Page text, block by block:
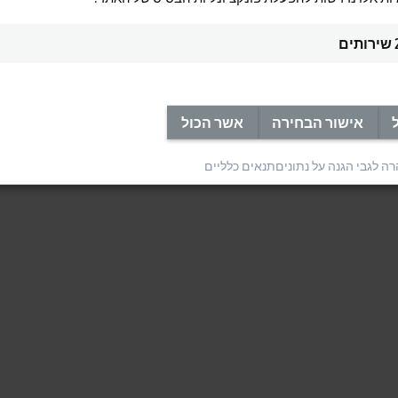
שירותים
אישור הבחירה אשר הכול
לגבי הגנה על נתוניםתנאים כלליים